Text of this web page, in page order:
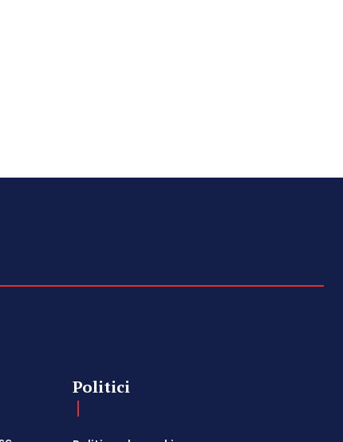
Politici